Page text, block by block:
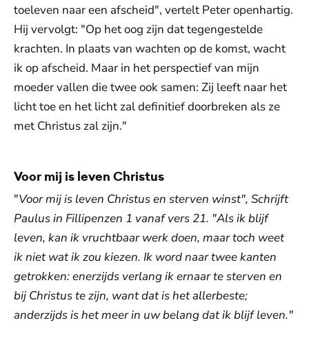
toeleven naar een afscheid", vertelt Peter openhartig.
Hij vervolgt: "Op het oog zijn dat tegengestelde
krachten. In plaats van wachten op de komst, wacht
ik op afscheid. Maar in het perspectief van mijn
moeder vallen die twee ook samen: Zij leeft naar het
licht toe en het licht zal definitief doorbreken als ze
met Christus zal zijn."
Voor mij is leven Christus
"Voor mij is leven Christus en sterven winst", Schrijft
Paulus in Fillipenzen 1 vanaf vers 21. "Als ik blijf
leven, kan ik vruchtbaar werk doen, maar toch weet
ik niet wat ik zou kiezen. Ik word naar twee kanten
getrokken: enerzijds verlang ik ernaar te sterven en
bij Christus te zijn, want dat is het allerbeste;
anderzijds is het meer in uw belang dat ik blijf leven."